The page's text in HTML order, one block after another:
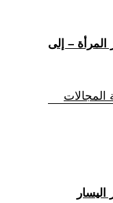
المرأة – إلى
المجالات
اليسار